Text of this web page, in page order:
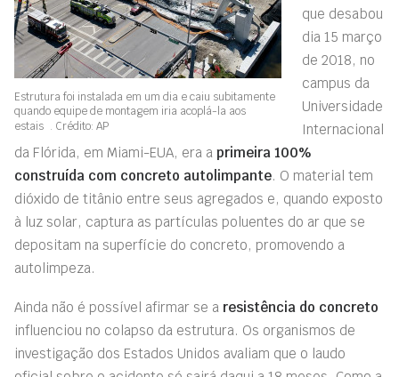
Estrutura foi instalada em um dia e caiu subitamente
quando equipe de montagem iria acoplá-la aos
estais . Crédito: AP
que desabou
dia 15 março
de 2018, no
campus da
Universidade
Internacional
da Flórida, em Miami-EUA, era a primeira 100%
construída com concreto autolimpante. O material tem
dióxido de titânio entre seus agregados e, quando exposto
à luz solar, captura as partículas poluentes do ar que se
depositam na superfície do concreto, promovendo a
autolimpeza.
Ainda não é possível afirmar se a resistência do concreto
influenciou no colapso da estrutura. Os organismos de
investigação dos Estados Unidos avaliam que o laudo